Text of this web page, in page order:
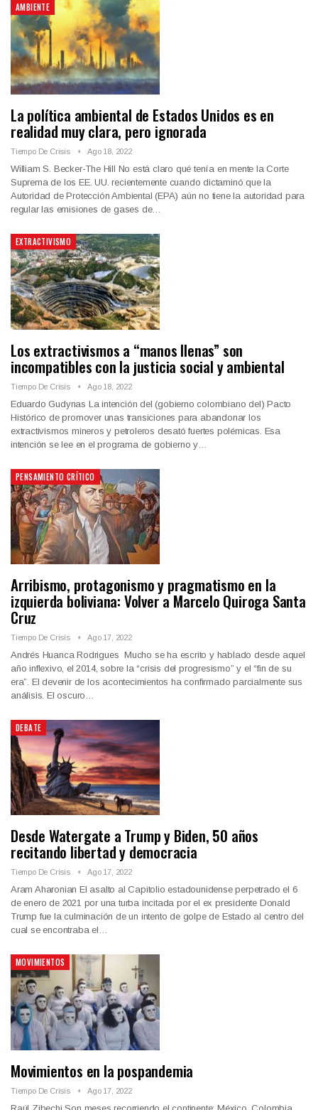
AMBIENTE
La política ambiental de Estados Unidos es en
realidad muy clara, pero ignorada
Tiempo De Crisis Ago 18, 2022
William S. Becker-The Hill No está claro qué tenía en mente la Corte
Suprema de los EE. UU. recientemente cuando dictaminó que la
Autoridad de Protección Ambiental (EPA) aún no tiene la autoridad para
regular las emisiones de gases de…
EXTRACTIVISMO
Los extractivismos a “manos llenas” son
incompatibles con la justicia social y ambiental
Tiempo De Crisis Ago 18, 2022
Eduardo Gudynas La intención del (gobierno colombiano del) Pacto
Histórico de promover unas transiciones para abandonar los
extractivismos mineros y petroleros desató fuertes polémicas. Esa
intención se lee en el programa de gobierno y…
PENSAMIENTO CRÍTICO
Arribismo, protagonismo y pragmatismo en la
izquierda boliviana: Volver a Marcelo Quiroga Santa
Cruz
Tiempo De Crisis Ago 17, 2022
Andrés Huanca Rodrigues Mucho se ha escrito y hablado desde aquel
año inflexivo, el 2014, sobre la “crisis del progresismo” y el “fin de su
era”. El devenir de los acontecimientos ha confirmado parcialmente sus
análisis. El oscuro…
DEBATE
Desde Watergate a Trump y Biden, 50 años
recitando libertad y democracia
Tiempo De Crisis Ago 17, 2022
Aram Aharonian El asalto al Capitolio estadounidense perpetrado el 6
de enero de 2021 por una turba incitada por el ex presidente Donald
Trump fue la culminación de un intento de golpe de Estado al centro del
cual se encontraba el…
MOVIMIENTOS
Movimientos en la pospandemia
Tiempo De Crisis Ago 17, 2022